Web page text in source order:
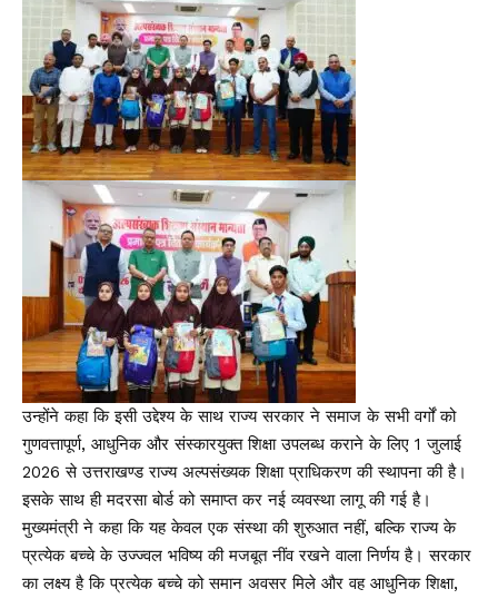
उन्होंने कहा कि इसी उद्देश्य के साथ राज्य सरकार ने समाज के सभी वर्गों को
गुणवत्तापूर्ण, आधुनिक और संस्कारयुक्त शिक्षा उपलब्ध कराने के लिए 1 जुलाई
2026 से उत्तराखण्ड राज्य अल्पसंख्यक शिक्षा प्राधिकरण की स्थापना की है।
इसके साथ ही मदरसा बोर्ड को समाप्त कर नई व्यवस्था लागू की गई है।
मुख्यमंत्री ने कहा कि यह केवल एक संस्था की शुरुआत नहीं, बल्कि राज्य के
प्रत्येक बच्चे के उज्ज्वल भविष्य की मजबूत नींव रखने वाला निर्णय है। सरकार
का लक्ष्य है कि प्रत्येक बच्चे को समान अवसर मिले और वह आधुनिक शिक्षा,